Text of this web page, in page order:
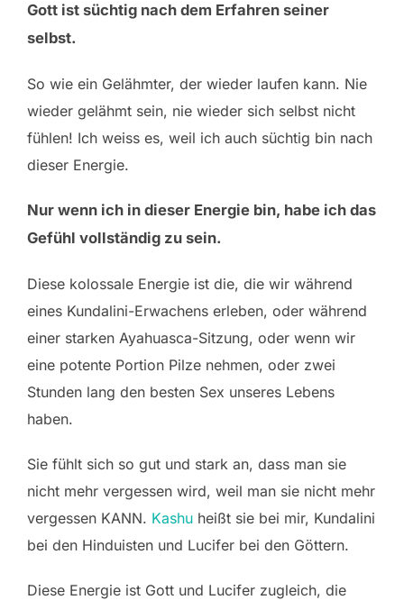
Gott ist süchtig nach dem Erfahren seiner
selbst.
So wie ein Gelähmter, der wieder laufen kann. Nie
wieder gelähmt sein, nie wieder sich selbst nicht
fühlen! Ich weiss es, weil ich auch süchtig bin nach
dieser Energie.
Nur wenn ich in dieser Energie bin, habe ich das
Gefühl vollständig zu sein.
Diese kolossale Energie ist die, die wir während
eines Kundalini-Erwachens erleben, oder während
einer starken Ayahuasca-Sitzung, oder wenn wir
eine potente Portion Pilze nehmen, oder zwei
Stunden lang den besten Sex unseres Lebens
haben.
Sie fühlt sich so gut und stark an, dass man sie
nicht mehr vergessen wird, weil man sie nicht mehr
vergessen KANN. Kashu heißt sie bei mir, Kundalini
bei den Hinduisten und Lucifer bei den Göttern.
Diese Energie ist Gott und Lucifer zugleich, die